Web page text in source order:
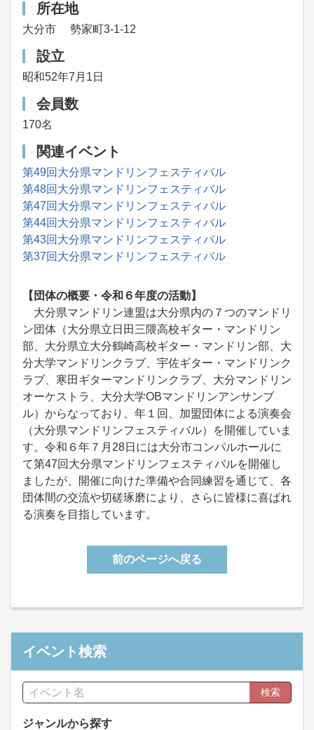
所在地
大分市 勢家町3-1-12
設立
昭和52年7月1日
会員数
170名
関連イベント
第49回大分県マンドリンフェスティバル
第48回大分県マンドリンフェスティバル
第47回大分県マンドリンフェスティバル
第44回大分県マンドリンフェスティバル
第43回大分県マンドリンフェスティバル
第37回大分県マンドリンフェスティバル
【団体の概要・令和６年度の活動】
大分県マンドリン連盟は大分県内の７つのマンドリ
ン団体（大分県立日田三隈高校ギター・マンドリン
部、大分県立大分鶴崎高校ギター・マンドリン部、大
分大学マンドリンクラブ、宇佐ギター・マンドリンク
ラブ、寒田ギターマンドリンクラブ、大分マンドリン
オーケストラ、大分大学OBマンドリンアンサンブ
ル）からなっており、年１回、加盟団体による演奏会
（大分県マンドリンフェスティバル）を開催していま
す。令和６年７月28日には大分市コンパルホールに
て第47回大分県マンドリンフェスティバルを開催し
ましたが、開催に向けた準備や合同練習を通じて、各
団体間の交流や切磋琢磨により、さらに皆様に喜ばれ
る演奏を目指しています。
前のページへ戻る
イベント検索
検索
ジャンルから探す